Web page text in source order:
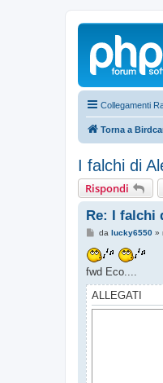
Collegamenti
Torna a
I falchi di
Rispondi
Re: I falchi
M
s
s
a
g
i
o
da lucky6550»
fwd Eco....
ALLEGATI